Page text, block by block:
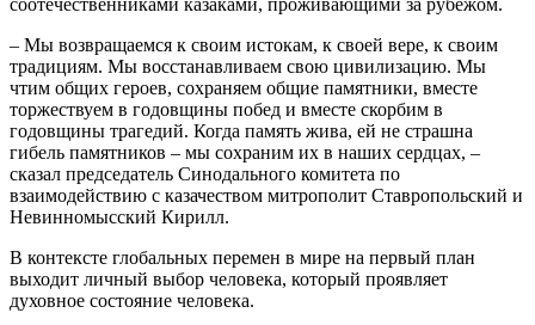
– Мы возвращаемся к своим истокам, к своей вере, к своим
традициям. Мы восстанавливаем свою цивилизацию. Мы
чтим общих героев, сохраняем общие памятники, вместе
торжествуем в годовщины побед и вместе скорбим в
годовщины трагедий. Когда память жива, ей не страшна
гибель памятников – мы сохраним их в наших сердцах, –
сказал председатель Синодального комитета по
взаимодействию с казачеством митрополит Ставропольский и
Невинномысский Кирилл.
В контексте глобальных перемен в мире на первый план
выходит личный выбор человека, который проявляет
духовное состояние человека.